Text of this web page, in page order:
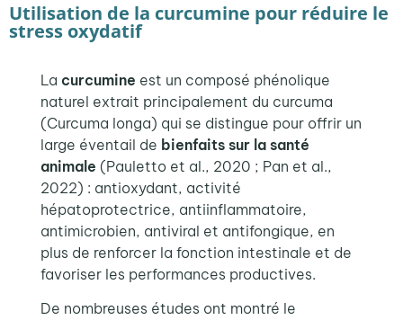
Utilisation de la curcumine pour réduire le
stress oxydatif
La curcumine est un composé phénolique
naturel extrait principalement du curcuma
(Curcuma longa) qui se distingue pour offrir un
large éventail de bienfaits sur la santé
animale (Pauletto et al., 2020 ; Pan et al.,
2022) : antioxydant, activité
hépatoprotectrice, antiinflammatoire,
antimicrobien, antiviral et antifongique, en
plus de renforcer la fonction intestinale et de
favoriser les performances productives.
De nombreuses études ont montré le